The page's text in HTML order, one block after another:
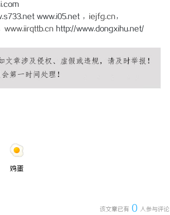
www.i05.net ， iejfg.cn ，
www.iirqttb.cn http://www.dongxihu.net/
鸡蛋
该文章已有 0 人参与评论